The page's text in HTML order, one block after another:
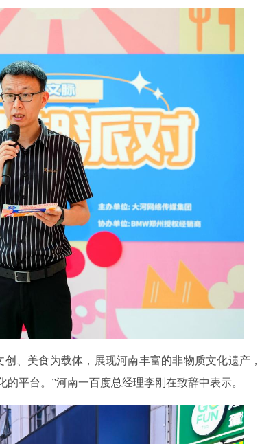
、美食为载体，展现河南丰富的非物质文化遗产，
平台。”河南一百度总经理李刚在致辞中表示。